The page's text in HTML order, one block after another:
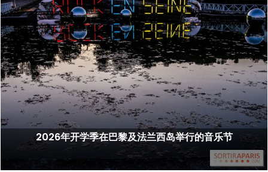
2026年开学季在巴黎及法兰西岛举行的音乐节